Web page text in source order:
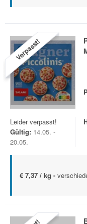
Verpasst!
Leider verpasst!
Gültig: 14.05. -
20.05.
€ 7,37 / kg -